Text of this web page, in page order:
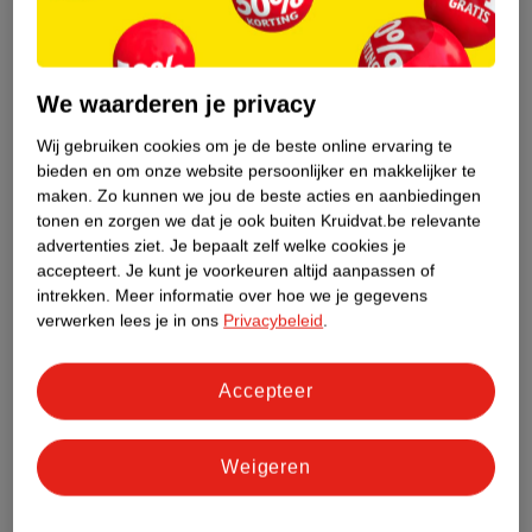
Dove Men+ Care
Advanced Care Clean
Comfort Anti-
Transpirant Deodorant
Spray
150ml
4.
89
249
Sensodyne Proglasur
Daily Protection
Tandpasta
75ml -
Glazuurbescherming
4.
39
We waarderen je privacy
Wij gebruiken cookies om je de beste online ervaring te
bieden en om onze website persoonlijker en makkelijker te
maken. Zo kunnen we jou de beste acties en aanbiedingen
tonen en zorgen we dat je ook buiten Kruidvat.be relevante
advertenties ziet. Je bepaalt zelf welke cookies je
accepteert. Je kunt je voorkeuren altijd aanpassen of
intrekken. Meer informatie over hoe we je gegevens
verwerken lees je in ons Privacybeleid.
Weigeren
Accepteer